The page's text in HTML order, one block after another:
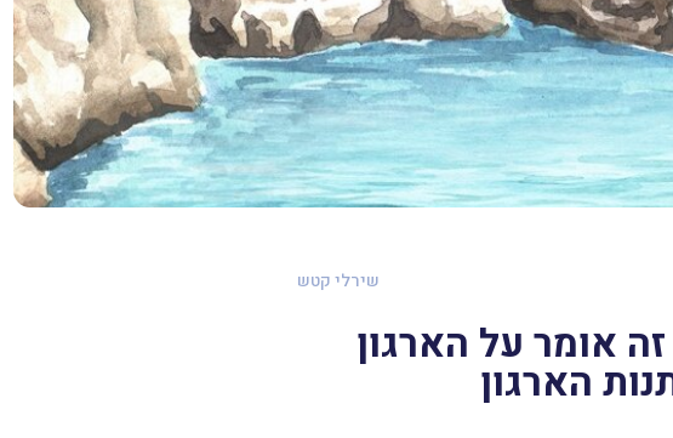
שירלי קטש
אומר על הארגון
הארגון